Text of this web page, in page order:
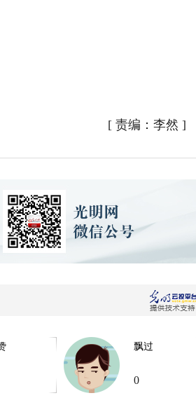
[ 责编：李然 ]
飘过
0